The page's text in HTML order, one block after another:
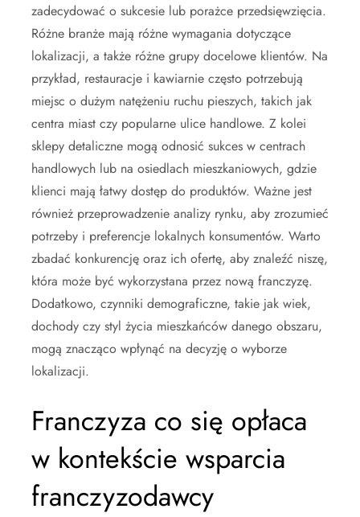
zadecydować o sukcesie lub porażce przedsięwzięcia.
Różne branże mają różne wymagania dotyczące
lokalizacji, a także różne grupy docelowe klientów. Na
przykład, restauracje i kawiarnie często potrzebują
miejsc o dużym natężeniu ruchu pieszych, takich jak
centra miast czy popularne ulice handlowe. Z kolei
sklepy detaliczne mogą odnosić sukces w centrach
handlowych lub na osiedlach mieszkaniowych, gdzie
klienci mają łatwy dostęp do produktów. Ważne jest
również przeprowadzenie analizy rynku, aby zrozumieć
potrzeby i preferencje lokalnych konsumentów. Warto
zbadać konkurencję oraz ich ofertę, aby znaleźć niszę,
która może być wykorzystana przez nową franczyzę.
Dodatkowo, czynniki demograficzne, takie jak wiek,
dochody czy styl życia mieszkańców danego obszaru,
mogą znacząco wpłynąć na decyzję o wyborze
lokalizacji.
Franczyza co się opłaca
w kontekście wsparcia
franczyzodawcy